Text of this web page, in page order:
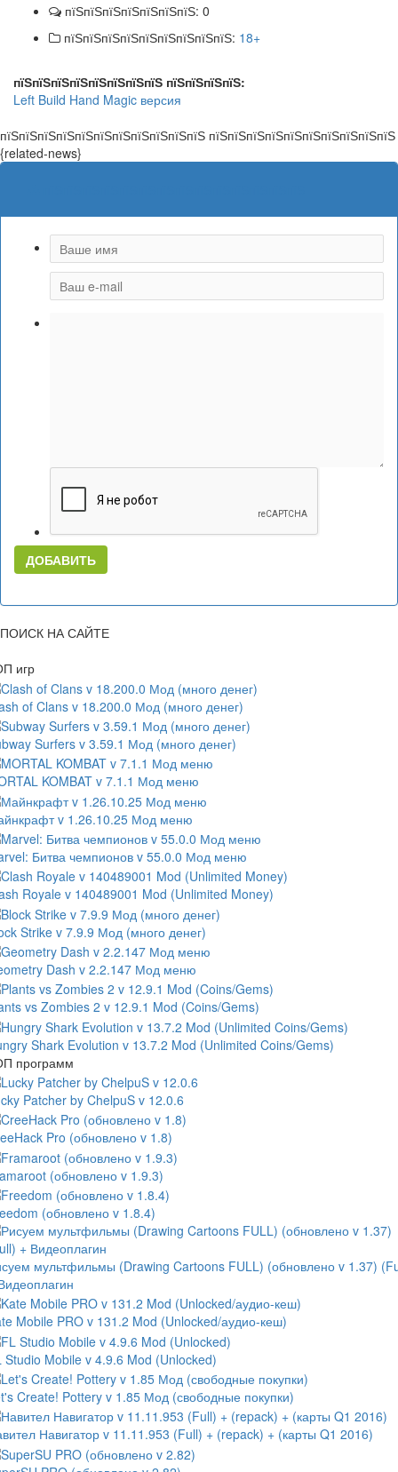
пїЅпїЅпїЅпїЅпїЅпїЅпїЅ: 0
пїЅпїЅпїЅпїЅпїЅпїЅпїЅпїЅпїЅ: 18+
пїЅпїЅпїЅпїЅпїЅпїЅпїЅпїЅ пїЅпїЅпїЅпїЅ:
Left Build Hand Magic версия
пїЅпїЅпїЅпїЅпїЅпїЅпїЅпїЅпїЅпїЅпїЅ пїЅпїЅпїЅпїЅпїЅпїЅпїЅпїЅпїЅпїЅ
{related-news}
ДОБАВИТЬ
ПОИСК НА САЙТЕ
игр
of Clans v 18.200.0 Мод (много денег)
Surfers v 3.59.1 Мод (много денег)
KOMBAT v 7.1.1 Мод меню
v 1.26.10.25 Мод меню
Битва чемпионов v 55.0.0 Мод меню
Royale v 140489001 Mod (Unlimited Money)
Strike v 7.9.9 Мод (много денег)
Dash v 2.2.147 Мод меню
vs Zombies 2 v 12.9.1 Mod (Coins/Gems)
Shark Evolution v 13.7.2 Mod (Unlimited Coins/Gems)
программ
Patcher by ChelpuS v 12.0.6
Pro (обновлено v 1.8)
(обновлено v 1.9.3)
(обновлено v 1.8.4)
мультфильмы (Drawing Cartoons FULL) (обновлено v 1.37)
Mobile PRO v 131.2 Mod (Unlocked/аудио-кеш)
Studio Mobile v 4.9.6 Mod (Unlocked)
Create! Pottery v 1.85 Мод (свободные покупки)
Навигатор v 11.11.953 (Full) + (repack) + (карты Q1 2016)